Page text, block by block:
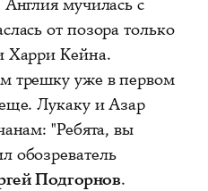
от позора только
Харри Кейна.
трешку уже в первом
Лукаку и Азар
"Ребята, вы
обозреватель
Подгорнов.